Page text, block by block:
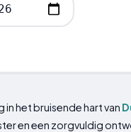
het bruisende hart van
en een zorgvuldig